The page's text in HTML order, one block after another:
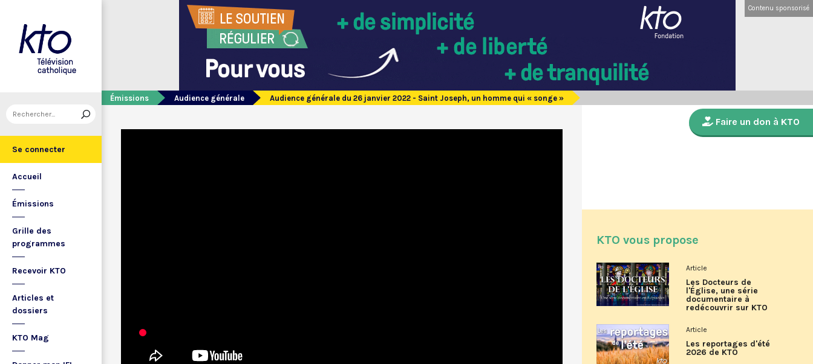
Se connecter
Accueil
Émissions
Grille des
programmes
Recevoir KTO
Articles et
dossiers
KTO Mag
Contenu sponsorisé
Émissions Audience générale Audience générale du 26 janvier 2022 - Saint Joseph, un homme qui « songe »
Faire un don à KTO
KTO vous propose
Article
Les Docteurs de
l'Église, une série
documentaire à
redécouvrir sur KTO
Article
Les reportages d'été
2026 de KTO